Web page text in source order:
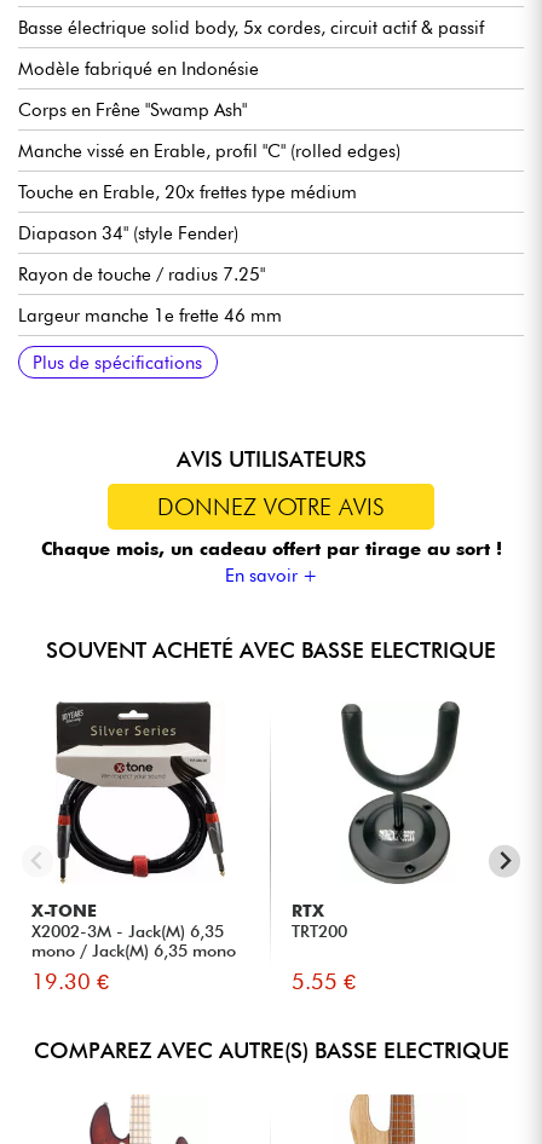
Basse électrique solid body, 5x cordes, circuit actif & passif
Modèle fabriqué en Indonésie
Corps en Frêne "Swamp Ash"
Manche vissé en Erable, profil "C" (rolled edges)
Touche en Erable, 20x frettes type médium
Diapason 34" (style Fender)
Rayon de touche / radius 7.25"
Largeur manche 1e frette 46 mm
Micros Sire Vintage-J Revolution Pickup set
Sire Heritage-3 Preamp, débrayable active/passive (18v via 2x
piles 9v)
Volume
Tonalité
Balance micros
Aigus / médiums (potentiomètres concentriques)
Basse (push / pull pour modes actif ou passif)
Chevalet Sire Vintage-S
Mécaniques Sire Premium Light Weight Open Gear
Finition corps brillant
Finition manche satin
Plus de spécifications
AVIS UTILISATEURS
DONNEZ VOTRE AVIS
Chaque mois, un cadeau offert par tirage au sort !
En savoir +
SOUVENT ACHETÉ AVEC BASSE ELECTRIQUE
X-TONE
X2002-3M - Jack(M) 6,35
mono / Jack(M) 6,35 mono
S...
19.30 €
RTX
TRT200
5.55 €
COMPAREZ AVEC AUTRE(S) BASSE ELECTRIQUE